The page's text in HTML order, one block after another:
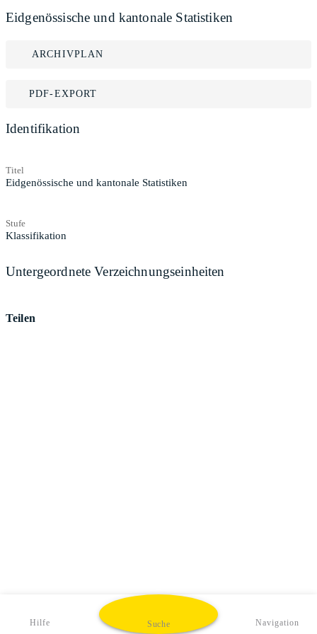
Eidgenössische und kantonale Statistiken
ARCHIVPLAN
PDF-EXPORT
Identifikation
Titel
Eidgenössische und kantonale Statistiken
Stufe
Klassifikation
Untergeordnete Verzeichnungseinheiten
Teilen
Hilfe Suche Navigation